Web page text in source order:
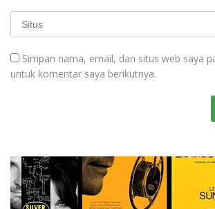
Simpan nama, email, dan situs web saya
untuk komentar saya berikutnya.